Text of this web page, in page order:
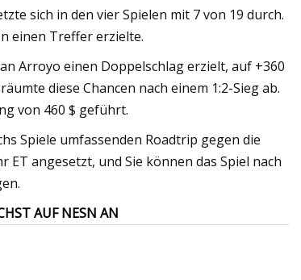
sich in den vier Spielen mit 7 von 19 durch.
einen Treffer erzielte.
Arroyo einen Doppelschlag erzielt, auf +360
diese Chancen nach einem 1:2-Sieg ab.
von 460 $ geführt.
Spiele umfassenden Roadtrip gegen die
ET angesetzt, und Sie können das Spiel nach
AUF NESN AN